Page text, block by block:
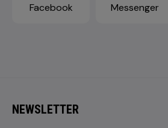
Facebook Messenger
NEWSLETTER